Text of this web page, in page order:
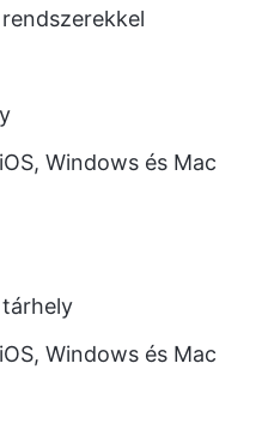
Windows és Mac
Windows és Mac